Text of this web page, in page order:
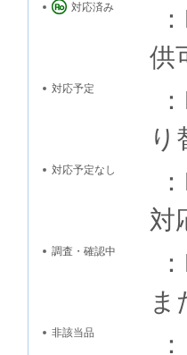
対応済み
供
対応予定
り
対応予定なし
対
調査・確認中
ま
非該当品